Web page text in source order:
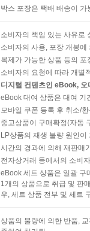
박스 포장은 택배 배송이
소비자의 책임 있는 사유로
소비자의 사용, 포장 개봉
복제가 가능한 상품 등의
소비자의 요청에 따라 개별
디지털 컨텐츠인 eBook,
eBook 대여 상품은 대여 기
모바일 쿠폰 등록 후 취소/
중고상품이 구매확정(자동
LP상품의 재생 불량 원인
시간의 경과에 의해 재판매
전자상거래 등에서의 소비
eBook 세트 상품은 일괄 구
1개의 상품으로 취급 및 판
우, 세트 상품 전부 및 세트
상품의 불량에 의한 반품,